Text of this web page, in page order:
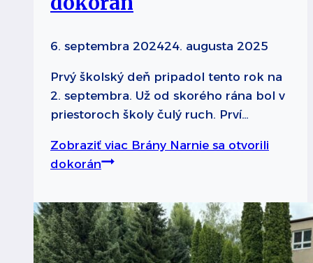
6. septembra 202424. augusta 2025
Prvý školský deň pripadol tento rok na
2. septembra. Už od skorého rána bol v
priestoroch školy čulý ruch. Prví…
Zobraziť viac Brány Narnie sa otvorili
dokorán